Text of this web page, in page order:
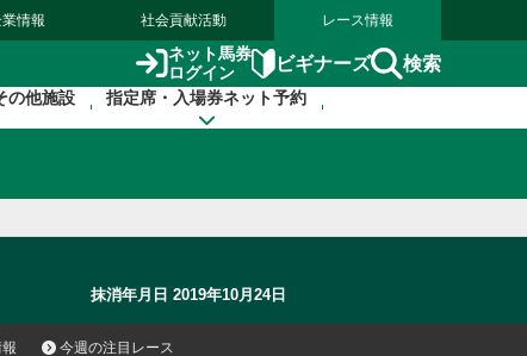
情報 社会貢献活動 レース情報
ネット馬券
ログイン
ビギナーズ 検索
の他施設 指定席・入場券ネット予約
抹消年月日 2019年10月24日
今週の注目レース